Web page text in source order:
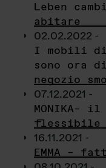
Leben
abitare
02.02.2022 -
I mobili di
sono ora
negozio
07.12.2021 -
MONIKA–
flessibile
16.11.2021 -
EMMA –